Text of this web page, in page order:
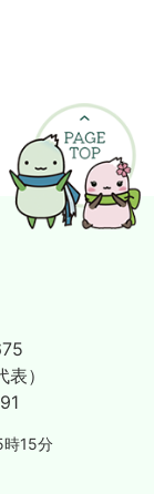
）
15分